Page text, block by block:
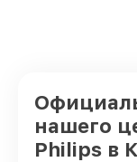
нашего
Philips в